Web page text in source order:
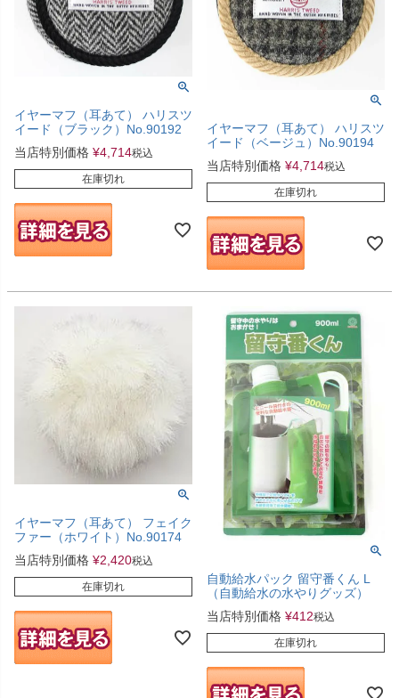
イヤーマフ（耳あて） ハリスツ
イード（ブラック）No.90192
当店特別価格 ¥4,714税込
在庫切れ
イヤーマフ（耳あて） ハリスツ
イード（ベージュ）No.90194
当店特別価格 ¥4,714税込
在庫切れ
イヤーマフ（耳あて） フェイク
ファー（ホワイト）No.90174
当店特別価格 ¥2,420税込
在庫切れ
自動給水パック 留守番くん L
（自動給水の水やりグッズ）
当店特別価格 ¥412税込
在庫切れ